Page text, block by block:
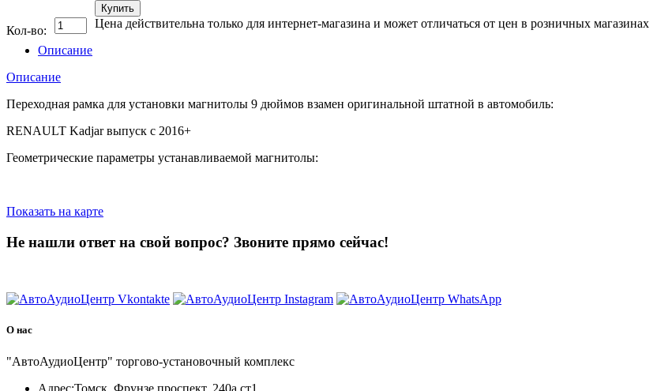
Кол-во:
Купить
Цена действительна только для интернет-магазина и может отличаться от цен в розничных магазинах
Описание
Описание
Переходная рамка для установки магнитолы 9 дюймов взамен оригинальной штатной в автомобиль:
RENAULT Kadjar выпуск с 2016+
Геометрические параметры устанавливаемой магнитолы:
Показать на карте
Не нашли ответ на свой вопрос? Звоните прямо сейчас!
О нас
"АвтоАудиоЦентр" торгово-установочный комплекс
Адрес:Томск, Фрунзе проспект, 240а ст1